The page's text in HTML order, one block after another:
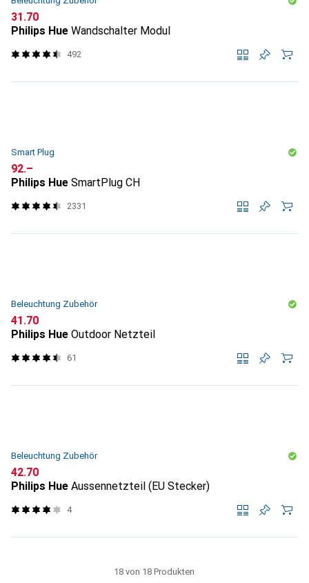
CHF
31.70
Philips Hue Wandschalter Modul
492
Smart Plug
CHF
92.–
Philips Hue SmartPlug CH
2331
Beleuchtung Zubehör
CHF
41.70
Philips Hue Outdoor Netzteil
61
Beleuchtung Zubehör
CHF
42.70
Philips Hue Aussennetzteil (EU Stecker)
4
18 von 18 Produkten